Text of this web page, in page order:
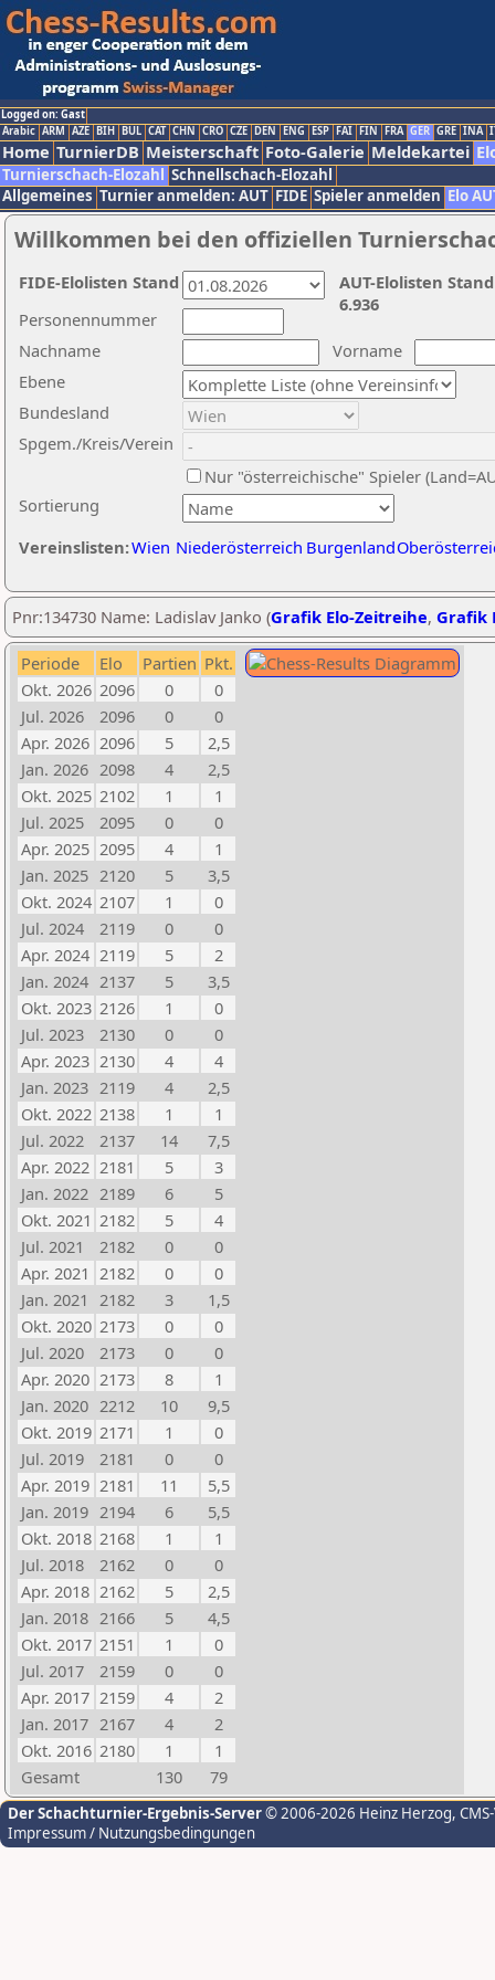
Logged on: Gast
Arabic ARM AZE BIH BUL CAT CHN CRO CZE DEN ENG ESP FAI FIN FRA GER GRE INA
Home TurnierDB Meisterschaft Foto-Galerie Meldekartei
Turnierschach-Elozahl Schnellschach-Elozahl
Allgemeines Turnier anmelden: AUT FIDE Spieler anmelden Elo
Willkommen bei den offiziellen
Nachname
Vorname
Ebene
Sortierung
Personennummer
Bundesland
Spgem./Kreis/Verein
Nur "österreichische" Spieler
Vereinslisten:Wien Niederösterreich Burgenland
AUT-Elolisten
6.936
FIDE-Elolisten Stand
Pnr:134730 Name: Ladislav Janko (Grafik Elo-Zeitreihe, Grafik
Periode Elo Partien Pkt.
Okt. 2026 2096 0
0
Jul. 2026
2096 0
0
Apr. 2026 2096 5
2,5
Jan. 2026 2098 4
2,5
Okt. 2025 2102 1
1
Jul. 2025
2095 0
0
Apr. 2025 2095 4
1
Jan. 2025 2120 5
3,5
Okt. 2024 2107 1
0
Jul. 2024
2119 0
0
Apr. 2024 2119 5
2
Jan. 2024 2137 5
3,5
Okt. 2023 2126 1
0
Jul. 2023
2130 0
0
Apr. 2023 2130 4
4
Jan. 2023 2119 4
2,5
Okt. 2022 2138 1
1
Jul. 2022
2137 14
7,5
Apr. 2022 2181 5
3
Jan. 2022 2189 6
5
Okt. 2021 2182 5
4
Jul. 2021
2182 0
0
Apr. 2021 2182 0
0
Jan. 2021 2182 3
1,5
Okt. 2020 2173 0
0
Jul. 2020
2173 0
0
Apr. 2020 2173 8
1
Jan. 2020 2212 10
9,5
Okt. 2019 2171 1
0
Jul. 2019
2181 0
0
Apr. 2019 2181 11
5,5
Jan. 2019 2194 6
5,5
Okt. 2018 2168 1
1
Jul. 2018
2162 0
0
Apr. 2018 2162 5
2,5
Jan. 2018 2166 5
4,5
Okt. 2017 2151 1
0
Jul. 2017
2159 0
0
Apr. 2017 2159 4
2
Jan. 2017 2167 4
2
Okt. 2016 2180 1
1
Gesamt
130 79
Der Schachturnier-Ergebnis-Server© 2006-2026 Heinz Herzog,
Impressum / Nutzungsbedingungen